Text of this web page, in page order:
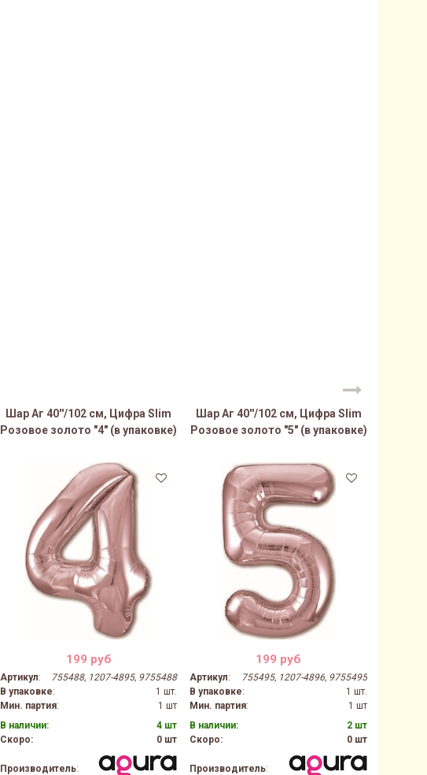
Шар Аг 40''/102 см, Цифра Slim
Розовое золото "4" (в упаковке)
199 руб
Артикул:
755488, 1207-4895, 9755488
В упаковке:
1 шт.
Мин. партия:
1 шт
В наличии:
4 шт
Скоро:
0 шт
Производитель:
Шар Аг 40''/102 см, Цифра Slim
Розовое золото "5" (в упаковке)
199 руб
Артикул:
755495, 1207-4896, 9755495
В упаковке:
1 шт.
Мин. партия:
1 шт
В наличии:
2 шт
Скоро:
0 шт
Производитель: